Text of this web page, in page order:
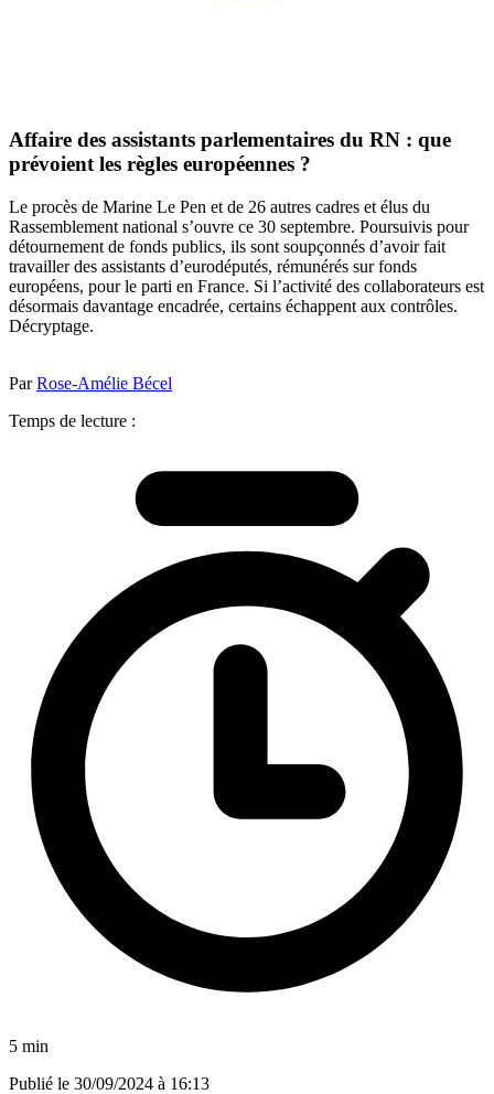
Affaire des assistants parlementaires du RN : que
prévoient les règles européennes ?
Le procès de Marine Le Pen et de 26 autres cadres et élus du
Rassemblement national s’ouvre ce 30 septembre. Poursuivis pour
détournement de fonds publics, ils sont soupçonnés d’avoir fait
travailler des assistants d’eurodéputés, rémunérés sur fonds
européens, pour le parti en France. Si l’activité des collaborateurs est
désormais davantage encadrée, certains échappent aux contrôles.
Décryptage.
ParRose-Amélie Bécel
Temps de lecture :
5 min
Publié le 30/09/2024 à 16:13